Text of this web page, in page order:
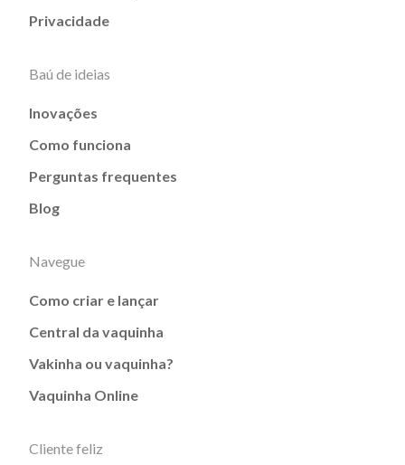
Privacidade
Baú de ideias
Inovações
Como funciona
Perguntas frequentes
Blog
Navegue
Como criar e lançar
Central da vaquinha
Vakinha ou vaquinha?
Vaquinha Online
Cliente feliz